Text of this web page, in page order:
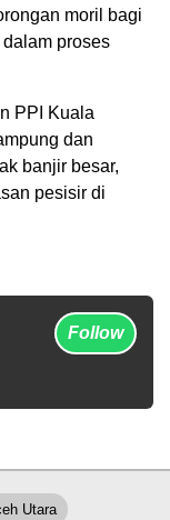
moril bagi
proses
PPI Kuala
dan
banjir besar,
pesisir di
Follow
Utara